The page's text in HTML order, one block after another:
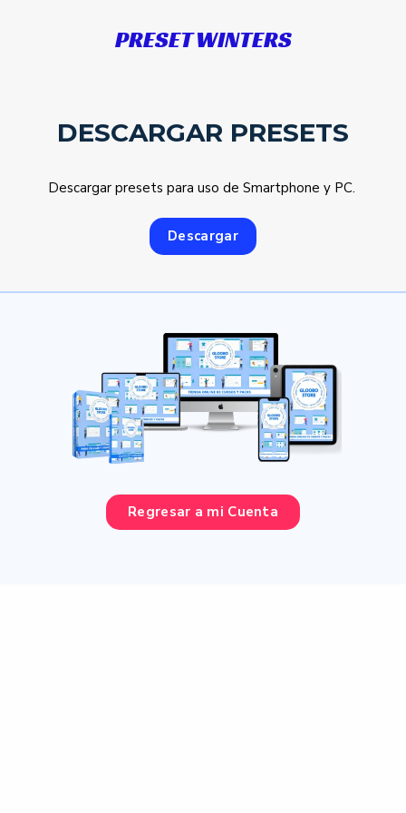
PRESET WINTERS
DESCARGAR PRESETS
Descargar presets para uso de Smartphone y PC.
Descargar
Regresar a mi Cuenta